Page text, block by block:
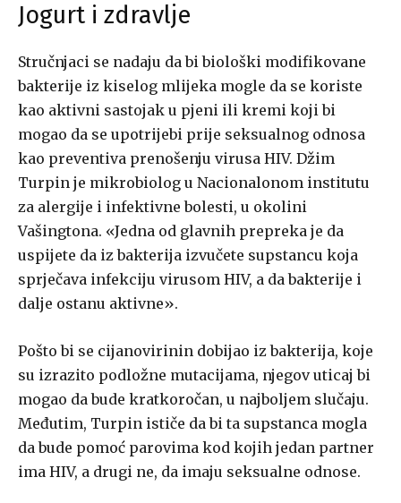
Jogurt i zdravlje
Stručnjaci se nadaju da bi biološki modifikovane
bakterije iz kiselog mlijeka mogle da se koriste
kao aktivni sastojak u pjeni ili kremi koji bi
mogao da se upotrijebi prije seksualnog odnosa
kao preventiva prenošenju virusa HIV. Džim
Turpin je mikrobiolog u Nacionalonom institutu
za alergije i infektivne bolesti, u okolini
Vašingtona. «Jedna od glavnih prepreka je da
uspijete da iz bakterija izvučete supstancu koja
sprječava infekciju virusom HIV, a da bakterije i
dalje ostanu aktivne».
Pošto bi se cijanovirinin dobijao iz bakterija, koje
su izrazito podložne mutacijama, njegov uticaj bi
mogao da bude kratkoročan, u najboljem slučaju.
Međutim, Turpin ističe da bi ta supstanca mogla
da bude pomoć parovima kod kojih jedan partner
ima HIV, a drugi ne, da imaju seksualne odnose.